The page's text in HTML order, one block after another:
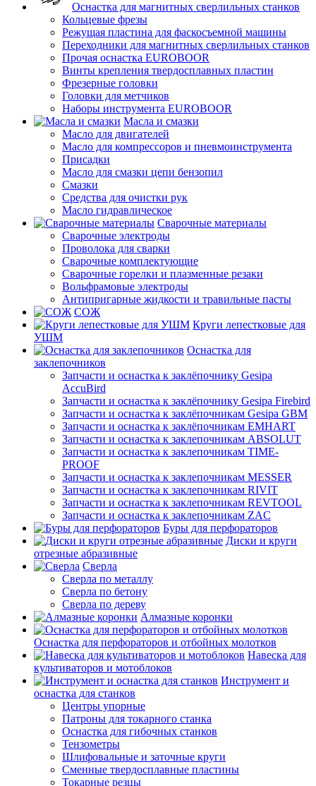
Оснастка для магнитных сверлильных станков
Кольцевые фрезы
Режущая пластина для фаскосъемной машины
Переходники для магнитных сверлильных станков
Прочая оснастка EUROBOOR
Винты крепления твердосплавных пластин
Фрезерные головки
Головки для метчиков
Наборы инструмента EUROBOOR
Масла и смазки
Масло для двигателей
Масло для компрессоров и пневмоинструмента
Присадки
Масло для смазки цепи бензопил
Смазки
Средства для очистки рук
Масло гидравлическое
Сварочные материалы
Сварочные электроды
Проволока для сварки
Сварочные комплектующие
Сварочные горелки и плазменные резаки
Вольфрамовые электроды
Антипригарные жидкости и травильные пасты
СОЖ
Круги лепестковые для
УШМ
Оснастка для
заклепочников
Запчасти и оснастка к заклёпочнику Gesipa
AccuBird
Запчасти и оснастка к заклёпочнику Gesipa Firebird
Запчасти и оснастка к заклёпочникам Gesipa GBM
Запчасти и оснастка к заклёпочникам EMHART
Запчасти и оснастка к заклепочникам ABSOLUT
Запчасти и оснастка к заклепочникам TIME-
PROOF
Запчасти и оснастка к заклепочникам MESSER
Запчасти и оснастка к заклепочникам RIVIT
Запчасти и оснастка к заклепочникам REVTOOL
Запчасти и оснастка к заклепочникам ZAC
Буры для перфораторов
Диски и круги
отрезные абразивные
Сверла
Сверла по металлу
Сверла по бетону
Сверла по дереву
Алмазные коронки
Оснастка для перфораторов и отбойных молотков
Навеска для
культиваторов и мотоблоков
Инструмент и
оснастка для станков
Центры упорные
Патроны для токарного станка
Оснастка для гибочных станков
Тензометры
Шлифовальные и заточные круги
Сменные твердосплавные пластины
Токарные резцы